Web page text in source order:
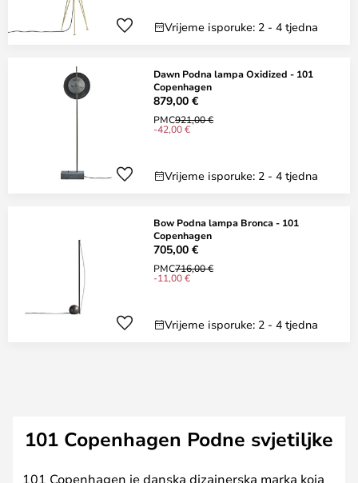
Vrijeme isporuke: 2 - 4 tjedna
Dawn Podna lampa Oxidized - 101
Copenhagen
879,00 €
PMC921,00 €
-42,00 €
Vrijeme isporuke: 2 - 4 tjedna
Bow Podna lampa Bronca - 101
Copenhagen
705,00 €
PMC716,00 €
-11,00 €
Vrijeme isporuke: 2 - 4 tjedna
101 Copenhagen Podne svjetiljke
101 Copenhagen je danska dizajnerska marka koja